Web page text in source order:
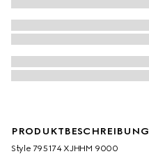
PRODUKTBESCHREIBUNG
Style ‎795174 XJHHM 9000